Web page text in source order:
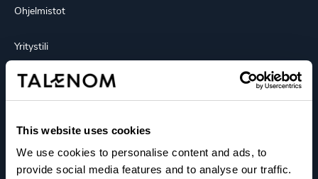
This website uses cookies
We use cookies to personalise content and ads, to
provide social media features and to analyse our traffic.
Ohjelmistot
Yritystili
Tutustu
Blogit